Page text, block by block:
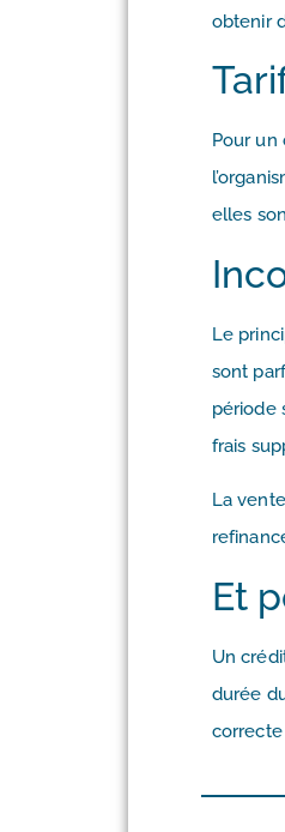
obtenir
Pour
elles
Le
sont
période
frais
La
Et
Un
durée